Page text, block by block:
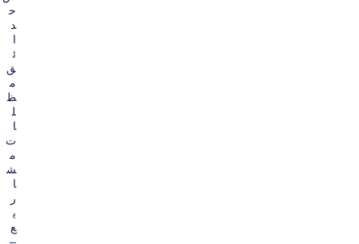
ح
د
ا
ئ
ق
م
ظ
ل
ا
ت
م
ش
ا
ر
ي
ع